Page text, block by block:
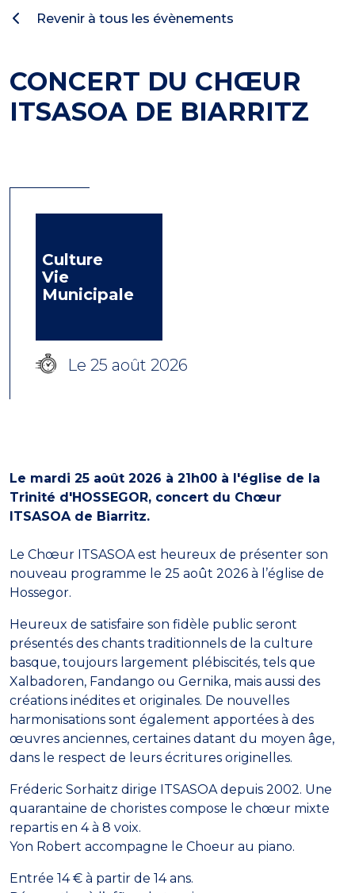
Revenir à tous les évènements
CONCERT DU CHŒUR
ITSASOA DE BIARRITZ
Culture
Vie
Municipale
Le 25 août 2026
Le mardi 25 août 2026 à 21h00 à l'église de la
Trinité d'HOSSEGOR, concert du Chœur
ITSASOA de Biarritz.
Le Chœur ITSASOA est heureux de présenter son
nouveau programme le 25 août 2026 à l’église de
Hossegor.
Heureux de satisfaire son fidèle public seront
présentés des chants traditionnels de la culture
basque, toujours largement plébiscités, tels que
Xalbadoren, Fandango ou Gernika, mais aussi des
créations inédites et originales. De nouvelles
harmonisations sont également apportées à des
œuvres anciennes, certaines datant du moyen âge,
dans le respect de leurs écritures originelles.
Fréderic Sorhaitz dirige ITSASOA depuis 2002. Une
quarantaine de choristes compose le chœur mixte
repartis en 4 à 8 voix.
Yon Robert accompagne le Choeur au piano.
Entrée 14 € à partir de 14 ans.